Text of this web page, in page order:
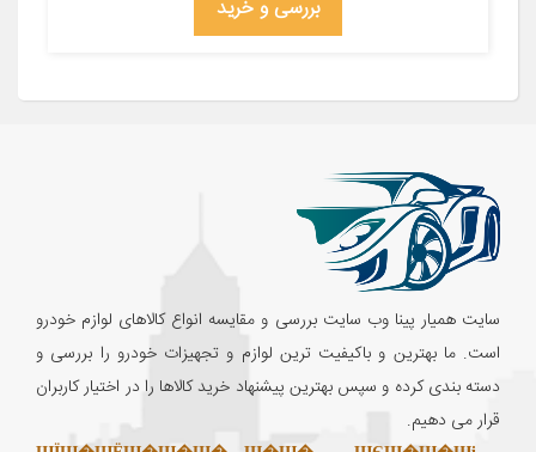
بررسی و خرید
سایت همیار پینا وب سایت بررسی و مقایسه انواع کالاهای لوازم خودرو
است. ما بهترین و باکیفیت ترین لوازم و تجهیزات خودرو را بررسی و
دسته بندی کرده و سپس بهترین پیشنهاد خرید کالاها را در اختیار کاربران
قرار می دهیم.